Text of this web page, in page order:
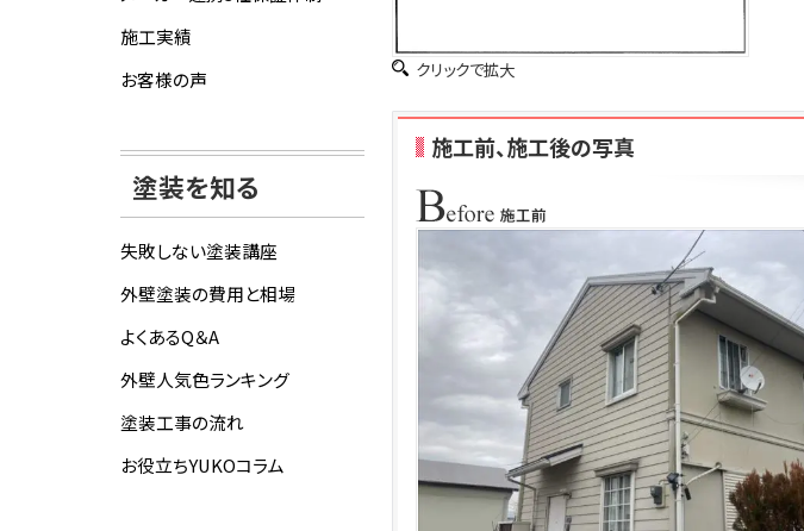
クリックで拡大
施工前、施工後の写真
施工実績
お客様の声
塗装を知る
失敗しない塗装講座
外壁塗装の費用と相場
よくあるQ＆A
外壁人気色ランキング
塗装工事の流れ
お役立ちYUKOコラム